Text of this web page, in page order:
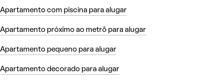
Apartamento com piscina para alugar
Apartamento próximo ao metrô para alugar
Apartamento pequeno para alugar
Apartamento decorado para alugar